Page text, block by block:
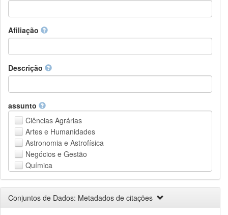
Afiliação
Descrição
assunto
Ciências Agrárias
Artes e Humanidades
Astronomia e Astrofísica
Negócios e Gestão
Química
Ciências da Terra e do meio ambiente
Engenharia
Conjuntos de Dados: Metadados de citações